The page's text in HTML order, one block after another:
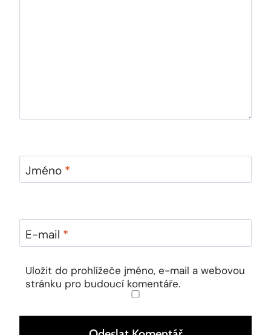
Jméno *
E-mail *
Uložit do prohlížeče jméno, e-mail a webovou
stránku pro budoucí komentáře.